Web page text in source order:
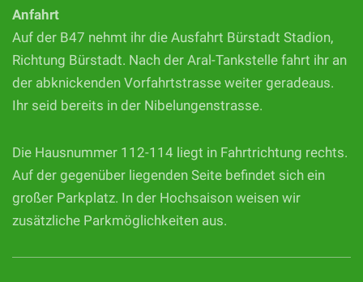
Anfahrt
Auf der B47 nehmt ihr die Ausfahrt Bürstadt Stadion,
Richtung Bürstadt. Nach der Aral-Tankstelle fahrt ihr an
der abknickenden Vorfahrtstrasse weiter geradeaus.
Ihr seid bereits in der Nibelungenstrasse.
Die Hausnummer 112-114 liegt in Fahrtrichtung rechts.
Auf der gegenüber liegenden Seite befindet sich ein
großer Parkplatz. In der Hochsaison weisen wir
zusätzliche Parkmöglichkeiten aus.